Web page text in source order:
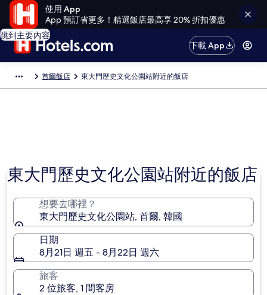
使用 App
App 預訂省更多！精選飯店最高享 20% 折扣優惠
跳到主要內容
下載 App
首爾飯店 東大門歷史文化公園站附近的飯店
東大門歷史文化公園站附近的飯店
想要去哪裡？
東大門歷史文化公園站, 首爾, 韓國
日期
8月21日 週五 - 8月22日 週六
旅客
2 位旅客, 1 間客房